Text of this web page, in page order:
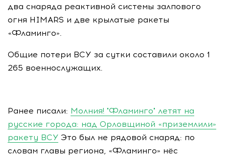
два снаряда реактивной системы залпового
огня HIMARS и две крылатые ракеты
«Фламинго».
Общие потери ВСУ за сутки составили около 1
265 военнослужащих.
Ранее писали: Молния! "Фламинго" летят на
русские города: над Орловщиной «приземлили»
ракету ВСУ Это был не рядовой снаряд: по
словам главы региона, «Фламинго» нёс